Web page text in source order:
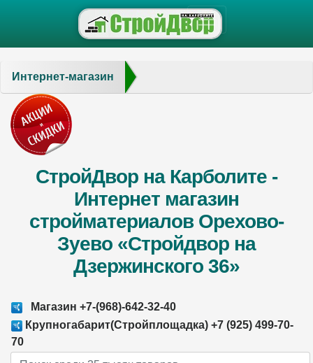
Интернет-магазин
СтройДвор на Карболите -
Интернет магазин
стройматериалов Орехово-
Зуево «Стройдвор на
Дзержинского 36»
Магазин +7-(968)-642-32-40
Крупногабарит(Стройплощадка) +7 (925) 499-70-
70